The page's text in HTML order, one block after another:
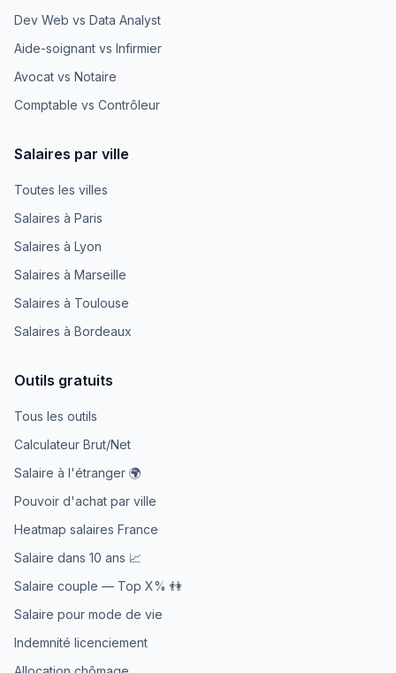
Dev Web vs Data Analyst
Aide-soignant vs Infirmier
Avocat vs Notaire
Comptable vs Contrôleur
Salaires par ville
Toutes les villes
Salaires à Paris
Salaires à Lyon
Salaires à Marseille
Salaires à Toulouse
Salaires à Bordeaux
Outils gratuits
Tous les outils
Calculateur Brut/Net
Salaire à l'étranger 🌍
Pouvoir d'achat par ville
Heatmap salaires France
Salaire dans 10 ans 📈
Salaire couple — Top X% 👫
Salaire pour mode de vie
Indemnité licenciement